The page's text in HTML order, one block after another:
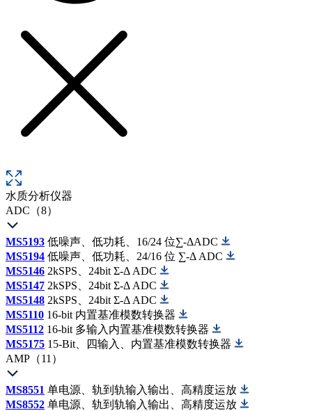
水质分析仪器
ADC（8）
MS5193 低噪声、低功耗、16/24 位∑-ΔADC
MS5194 低噪声、低功耗、24/16 位 ∑-Δ ADC
MS5146 2kSPS、24bit Σ-Δ ADC
MS5147 2kSPS、24bit Σ-Δ ADC
MS5148 2kSPS、24bit Σ-Δ ADC
MS5110 16-bit 内置基准模数转换器
MS5112 16-bit 多输入内置基准模数转换器
MS5175 15-Bit、四输入、内置基准模数转换器
AMP（11）
MS8551 单电源、轨到轨输入输出、高精度运放
MS8552 单电源、轨到轨输入输出、高精度运放